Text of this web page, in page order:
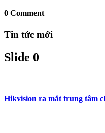
0 Comment
Tin tức mới
Slide 0
Hikvision ra mắt trung tâm